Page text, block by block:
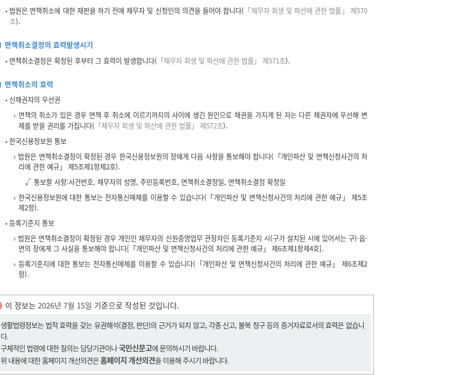
법원은 면책취소에 대한 재판을 하기 전에 채무자 및 신청인의 의견을 들어야 합니다( 「채무자 회생 및 파산에 관한 법률」 제570
조).
면책취소결정의 효력발생시기
면책취소결정은 확정된 후부터 그 효력이 발생합니다( 「채무자 회생 및 파산에 관한 법률」 제571조).
면책취소의 효력
신채권자의 우선권
면책의 취소가 있은 경우 면책 후 취소에 이르기까지의 사이에 생긴 원인으로 채권을 가지게 된 자는 다른 채권자에 우선해 변
제를 받을 권리를 가집니다( 「채무자 회생 및 파산에 관한 법률」 제572조).
한국신용정보원 통보
법원은 면책취소결정이 확정된 경우 한국신용정보원의 장에게 다음 사항을 통보해야 합니다(「개인파산 및 면책신청사건의 처
리에 관한 예규」 제5조제1항제2호).
√ 통보할 사항:사건번호, 채무자의 성명, 주민등록번호, 면책취소결정일, 면책취소결정 확정일
한국신용정보원에 대한 통보는 전자통신매체를 이용할 수 있습니다(「개인파산 및 면책신청사건의 처리에 관한 예규」 제5조
제2항).
등록기준지 통보
법원은 면책취소결정이 확정된 경우 개인인 채무자의 신원증명업무 관장자인 등록기준지 시(구가 설치된 시에 있어서는 구)·읍·
면의 장에게 그 사실을 통보해야 합니다[「개인파산 및 면책신청사건의 처리에 관한 예규」 제6조제1항제4호].
등록기준지에 대한 통보는 전자통신매체를 이용할 수 있습니다(「개인파산 및 면책신청사건의 처리에 관한 예규」 제6조제2
항).
이 정보는 2026년 7월 15일 기준으로 작성된 것입니다.
생활법령정보는 법적 효력을 갖는 유권해석(결정, 판단)의 근거가 되지 않고, 각종 신고, 불복 청구 등의 증거자료로서의 효력은 없습니
다.
구체적인 법령에 대한 질의는 담당기관이나국민신문고에 문의하시기 바랍니다.
위 내용에 대한 홈페이지 개선의견은홈페이지 개선의견을 이용해 주시기 바랍니다.